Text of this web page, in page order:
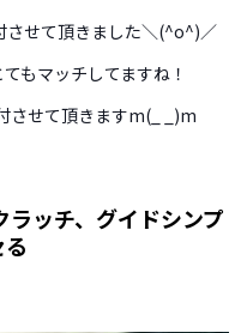
させて頂きました＼(^o^)／
もマッチしてますね！
させて頂きますm(_ _)m
ッチ、グイドシンプ